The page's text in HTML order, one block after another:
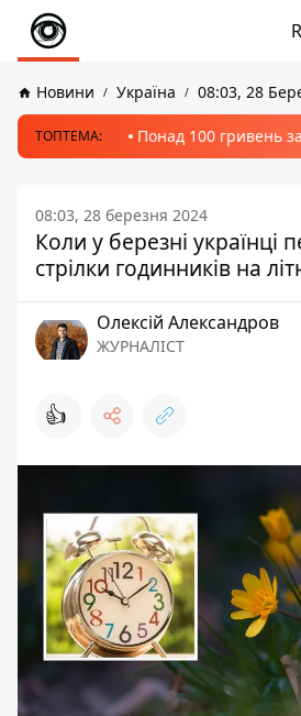
Новини Україна 08:03, 28
ТОПТЕМА: Понад 100 гривень
08:03, 28 березня 2024
Коли у березні українці
стрілки годинників на
Олексій Александров
ЖУРНАЛІСТ
👍